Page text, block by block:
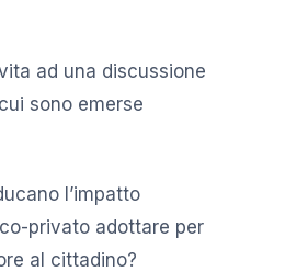
ad una discussione
sono emerse
l’impatto
privato adottare per
al cittadino?